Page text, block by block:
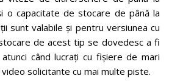
o capacitate de stocare de până la
sunt valabile și pentru versiunea cu
de acest tip se dovedesc a fi
când lucrați cu fișiere de mari
solicitante cu mai multe piste.